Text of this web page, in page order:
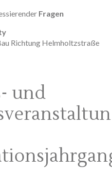
Fragen
Richtung Helmholtzstraße
und